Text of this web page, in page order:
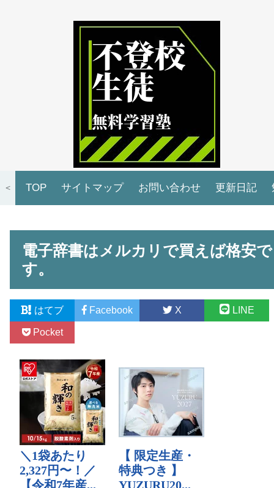
TOP サイトマップ お問い合わせ 更新日記
＜
電子辞書はメルカリで買えば格安で
す。
はてブ Facebook X LINE
Pocket